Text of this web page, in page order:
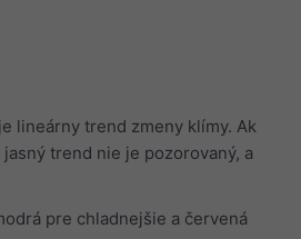
lineárny trend zmeny klímy. Ak
trend nie je pozorovaný, a
pre chladnejšie a červená